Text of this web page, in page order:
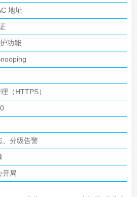
地址
功能
（HTTPS）
、分级告警
开局